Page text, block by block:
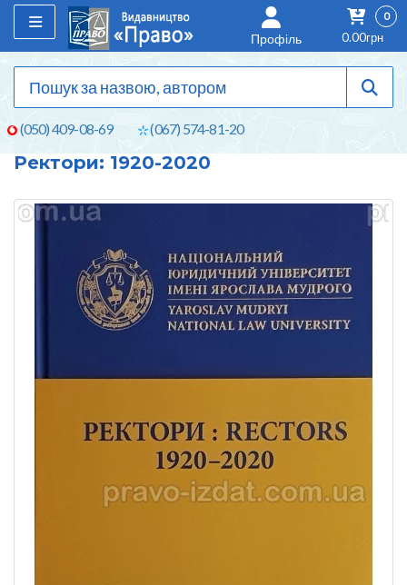
(050) 409-08-69 (067) 574-81-20
Профіль
0
0.00грн
Ректори: 1920-2020